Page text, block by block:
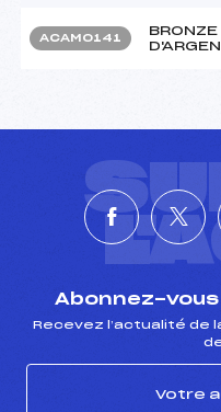
ACAM0141
Abonnez-
Recevez l’actualité de